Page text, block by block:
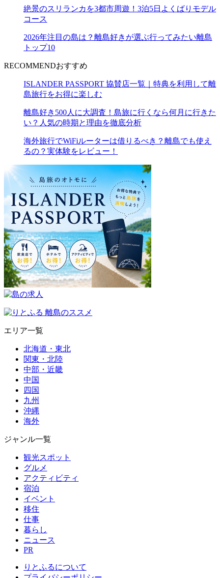
絶景のスリランカを3都市周遊！3泊5日よくばりモデル
コース
2026年注目の島は？離島好きが選ぶ行ってみたい離島
トップ10
RECOMMENDおすすめ
ISLANDER PASSPORT 協賛店一覧｜特典を利用して離
島旅行をお得に楽しむ
離島好き500人に大調査！島旅に行くなら何月に行きた
い？人気の時期と理由を徹底分析
海外旅行でWiFiルーターは借りるべき？離島でも使え
るの？実体験をレビュー！
エリア一覧
北海道・東北
関東・北陸
中部・近畿
中国
四国
九州
沖縄
海外
ジャンル一覧
観光スポット
グルメ
アクティビティ
宿泊
イベント
移住
仕事
暮らし
ニュース
PR
りとふるについて